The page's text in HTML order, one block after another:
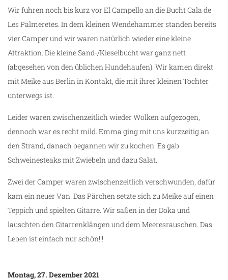
Wir fuhren noch bis kurz vor El Campello an die Bucht Cala de
Les Palmeretes. In dem kleinen Wendehammer standen bereits
vier Camper und wir waren natürlich wieder eine kleine
Attraktion. Die kleine Sand-/Kieselbucht war ganz nett
(abgesehen von den üblichen Hundehaufen). Wir kamen direkt
mit Meike aus Berlin in Kontakt, die mit ihrer kleinen Tochter
unterwegs ist.
Leider waren zwischenzeitlich wieder Wolken aufgezogen,
dennoch war es recht mild. Emma ging mit uns kurzzeitig an
den Strand, danach begannen wir zu kochen. Es gab
Schweinesteaks mit Zwiebeln und dazu Salat.
Zwei der Camper waren zwischenzeitlich verschwunden, dafür
kam ein neuer Van. Das Pärchen setzte sich zu Meike auf einen
Teppich und spielten Gitarre. Wir saßen in der Doka und
lauschten den Gitarrenklängen und dem Meeresrauschen. Das
Leben ist einfach nur schön!!!
Montag, 27. Dezember 2021